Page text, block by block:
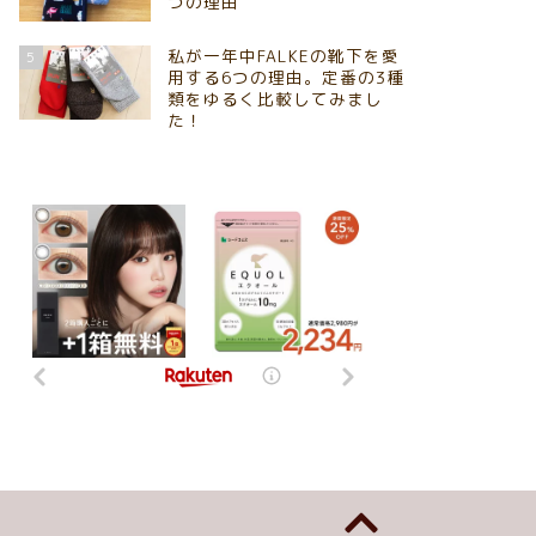
5
私が一年中FALKEの靴下を愛
用する6つの理由。定番の3種
類をゆるく比較してみまし
た！